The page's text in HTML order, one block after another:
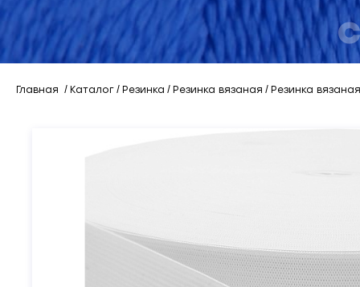
Резинка 10
Кант
Лента 20
Пуговицы
Клеевые и прокладочные
5
Главная Каталог Резинка Резинка вязаная Резинка